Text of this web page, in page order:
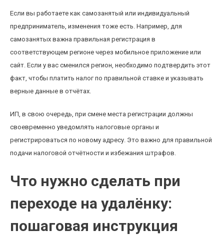
Если вы работаете как самозанятый или индивидуальный
предприниматель, изменения тоже есть. Например, для
самозанятых важна правильная регистрация в
соответствующем регионе через мобильное приложение или
сайт. Если у вас сменился регион, необходимо подтвердить этот
факт, чтобы платить налог по правильной ставке и указывать
верные данные в отчётах.
ИП, в свою очередь, при смене места регистрации должны
своевременно уведомлять налоговые органы и
регистрироваться по новому адресу. Это важно для правильной
подачи налоговой отчётности и избежания штрафов.
Что нужно сделать при
переходе на удалёнку:
пошаговая инструкция